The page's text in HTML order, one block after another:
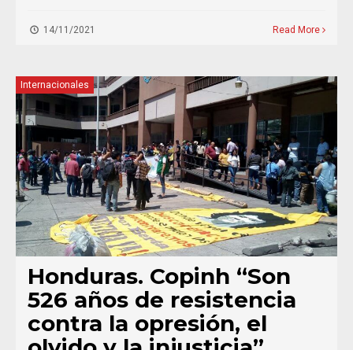
14/11/2021 Read More
Internacionales
Honduras. Copinh “Son
526 años de resistencia
contra la opresión, el